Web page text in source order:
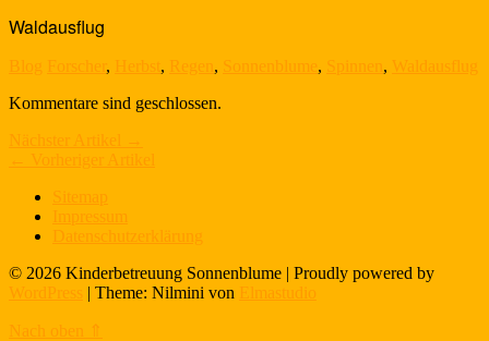
Waldausflug
Blog Forscher, Herbst, Regen, Sonnenblume, Spinnen, Waldausflug
Kommentare sind geschlossen.
Nächster Artikel →
← Vorheriger Artikel
Sitemap
Impressum
Datenschutzerklärung
© 2026 Kinderbetreuung Sonnenblume | Proudly powered by
WordPress | Theme: Nilmini von Elmastudio
Nach oben ⇑